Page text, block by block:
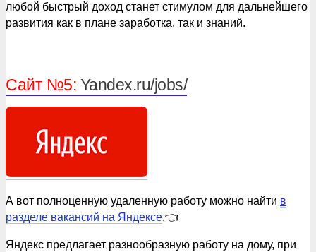
любой быстрый доход станет стимулом для дальнейшего
развития как в плане заработка, так и знаний.
Сайт №5: Yandex.ru/jobs/
А вот полноценную удаленную работу можно найти в
разделе вакансий на Яндексе.👈
Яндекс предлагает разнообразную работу на дому, при